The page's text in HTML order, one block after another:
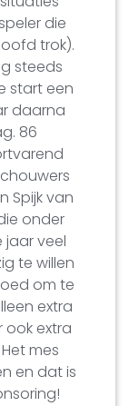
die
trok).
steeds
start een
daarna
86
Spijk van
onder
veel
te willen
om te
extra
ook extra
mes
en dat is